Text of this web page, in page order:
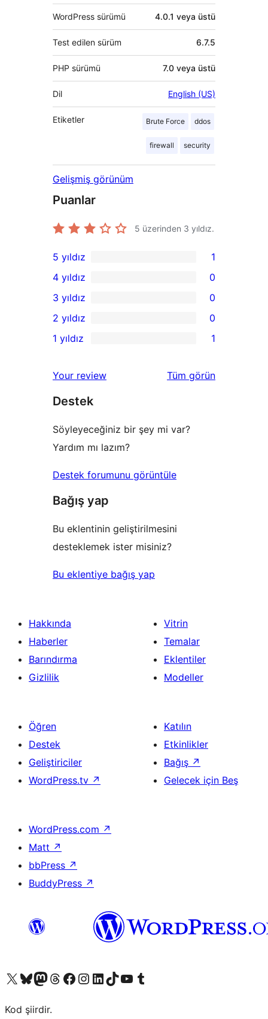
WordPress sürümü 4.0.1 veya üstü
Test edilen sürüm 6.7.5
PHP sürümü 7.0 veya üstü
Dil English (US)
Etiketler Brute Force ddos
firewall security
Gelişmiş görünüm
Puanlar
5 üzerinden 3 yıldız.
1
5
yıldızlı
inceleme
5 yıldız 1
4
yıldızlı
inceleme
4 yıldız 0
0
3
yıldızlı
3 yıldız 0
2
inceleme
2 yıldız 0
yıldızlı
inceleme
1 yıldız 1
Your review Tüm değerlendirmeleri
görün
Destek
Söyleyeceğiniz bir şey mi var?
Yardım mı lazım?
Destek forumunu görüntüle
Bağış yap
Bu eklentinin geliştirilmesini
desteklemek ister misiniz?
Bu eklentiye bağış yap
Hakkında
Haberler
Barındırma
Gizlilik
Vitrin
Temalar
Eklentiler
Modeller
Öğren
Destek
Geliştiriciler
WordPress.tv ↗
Katılın
Etkinlikler
Bağış ↗
Gelecek için Beş
WordPress.com ↗
Matt ↗
bbPress ↗
BuddyPress ↗
X (eski Twitter) hesabımıza bakın
Bluesky hesabımızı ziyaret edinMastodon hesabımızı ziyaret edinThreads hesabımızı ziyaret edinFacebook sayfamızı ziyaret edinInstagram hesabımızı ziyaret edinLinkedIn hesabımızı ziyaret edinTikTok hesabımızı ziyaret edinYouTube kanalımızı ziyaret edinTumblr hesabımızı ziyaret edin
Kod şiirdir.